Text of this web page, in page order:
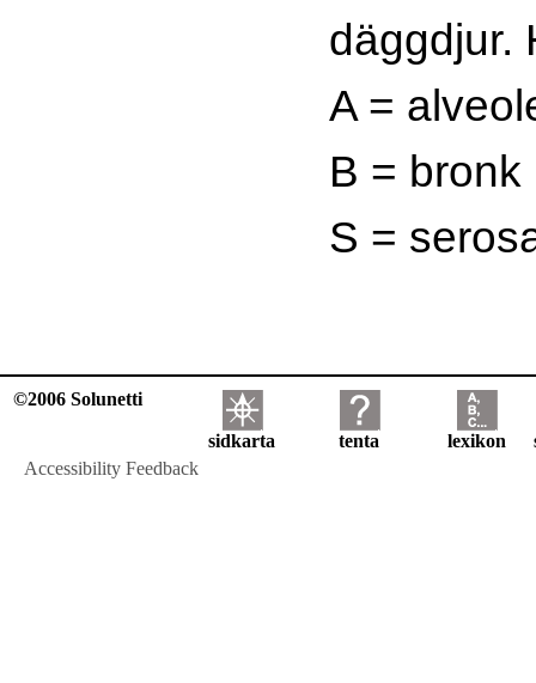
däggdjur.
A =
B = bronk
S =
©2006 Solunetti
sidkarta tenta lexikon
Accessibility Feedback